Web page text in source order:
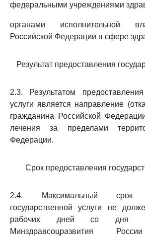
федеральными учреждениями
органами исполнительной
Российской Федерации в сфере
Результат предоставления
2.3. Результатом предоставления
услуги является направление
гражданина Российской
лечения за пределами
Федерации.
Срок предоставления
2.4. Максимальный срок
государственной услуги не
рабочих дней со дня
Минздравсоцразвития